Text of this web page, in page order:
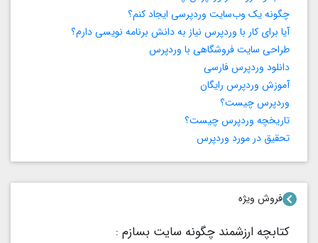
چگونه یک وب‌سایت وردپرسی ایجاد کنم؟
آیا برای کار با وردپرس نیاز به دانش برنامه‌ نویسی دارم؟
طراحی سایت فروشگاهی با وردپرس
دانلود وردپرس فارسی
آموزش وردپرس رایگان
وردپرس چیست؟
تاریخچه وردپرس چیست؟
تحقیق در مورد وردپرس
فروش ویژه
کتابچه ارزشمند چگونه سایت بسازم :